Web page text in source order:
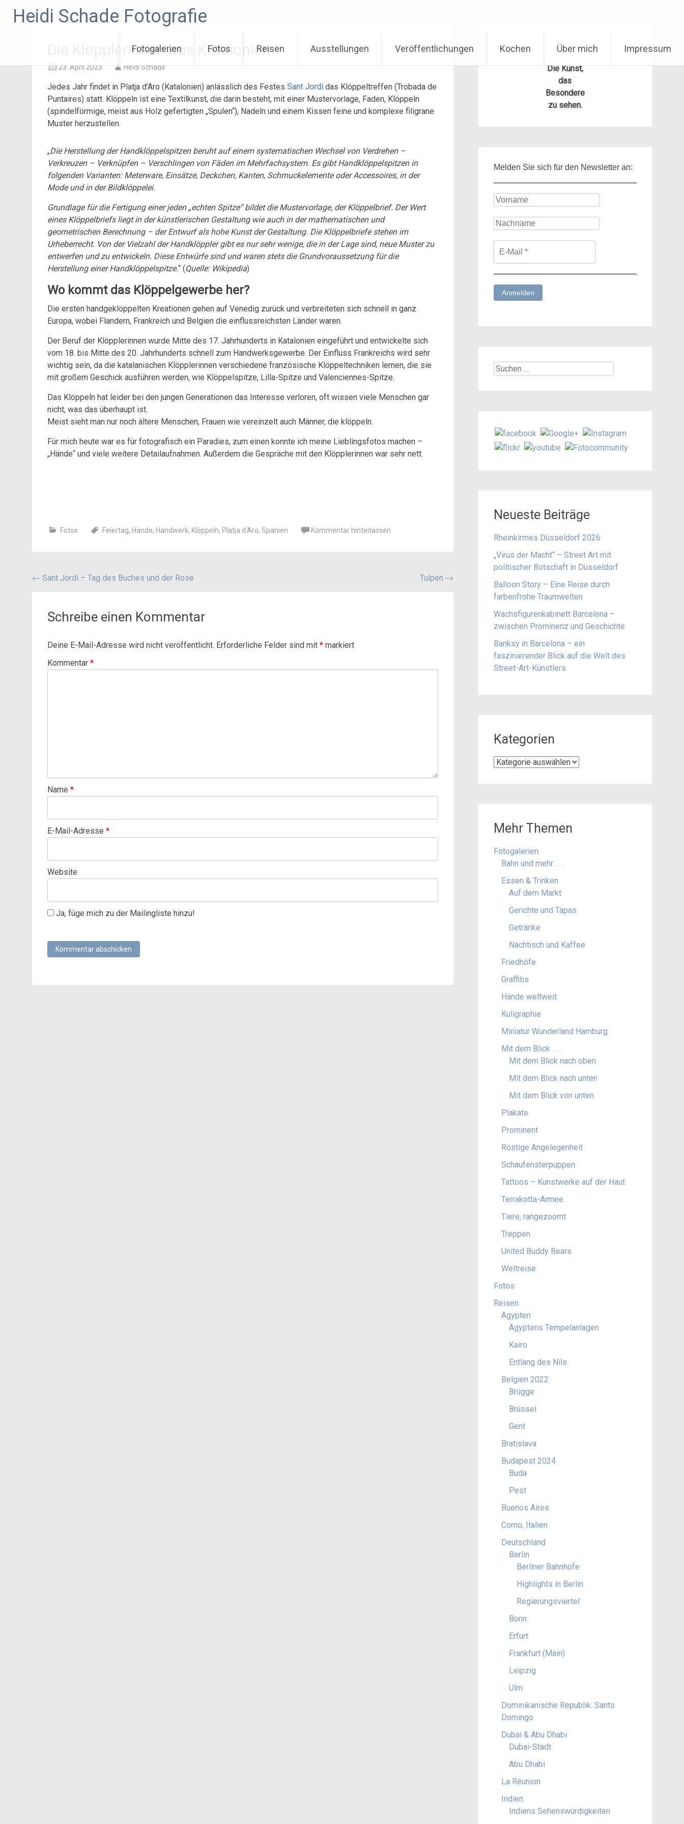
InhaltHeidi Schade Fotografie
Fotogalerien Fotos Reisen Ausstellungen Veröffentlichungen Kochen Über mich Impressum
Die Klöpplerinnen aus Katalonien
23. April 2023 Heidi Schade
Jedes Jahr findet in Platja d’Aro (Katalonien) anlässlich des Festes Sant Jordi das Klöppeltreffen (Trobada de
Puntaires) statt. Klöppeln ist eine Textilkunst, die darin besteht, mit einer Mustervorlage, Faden, Klöppeln
(spindelförmige, meist aus Holz gefertigten „Spulen“), Nadeln und einem Kissen feine und komplexe filigrane
Muster herzustellen.
„Die Herstellung der Handklöppelspitzen beruht auf einem systematischen Wechsel von Verdrehen –
Verkreuzen – Verknüpfen – Verschlingen von Fäden im Mehrfachsystem. Es gibt Handklöppelspitzen in
folgenden Varianten: Meterware, Einsätze, Deckchen, Kanten, Schmuckelemente oder Accessoires, in der
Mode und in der Bildklöppelei.
Grundlage für die Fertigung einer jeden „echten Spitze“ bildet die Mustervorlage, der Klöppelbrief. Der Wert
eines Klöppelbriefs liegt in der künstlerischen Gestaltung wie auch in der mathematischen und
geometrischen Berechnung – der Entwurf als hohe Kunst der Gestaltung. Die Klöppelbriefe stehen im
Urheberrecht. Von der Vielzahl der Handklöppler gibt es nur sehr wenige, die in der Lage sind, neue Muster zu
entwerfen und zu entwickeln. Diese Entwürfe sind und waren stets die Grundvoraussetzung für die
Herstellung einer Handklöppelspitze.“ (Quelle: Wikipedia)
Wo kommt das Klöppelgewerbe her?
Die ersten handgeklöppelten Kreationen gehen auf Venedig zurück und verbreiteten sich schnell in ganz
Europa, wobei Flandern, Frankreich und Belgien die einflussreichsten Länder waren.
Der Beruf der Klöpplerinnen wurde Mitte des 17. Jahrhunderts in Katalonien eingeführt und entwickelte sich
vom 18. bis Mitte des 20. Jahrhunderts schnell zum Handwerksgewerbe. Der Einfluss Frankreichs wird sehr
wichtig sein, da die katalanischen Klöpplerinnen verschiedene französische Klöppeltechniken lernen, die sie
mit großem Geschick ausführen werden, wie Klöppelspitze, Lilla-Spitze und Valenciennes-Spitze.
Das Klöppeln hat leider bei den jungen Generationen das Interesse verloren, oft wissen viele Menschen gar
nicht, was das überhaupt ist.
Meist sieht man nur noch ältere Menschen, Frauen wie vereinzelt auch Männer, die klöppeln.
Für mich heute war es für fotografisch ein Paradies, zum einen konnte ich meine Lieblingsfotos machen –
„Hände“ und viele weitere Detailaufnahmen. Außerdem die Gespräche mit den Klöpplerinnen war sehr nett.
Fotos Feiertag, Hände, Handwerk, Klöppeln, Platja d'Aro, Spanien Kommentar hinterlassen
Beitragsnavigation
← Sant Jordi – Tag des Buches und der Rose Tulpen →
Schreibe einen Kommentar
Deine E-Mail-Adresse wird nicht veröffentlicht. Erforderliche Felder sind mit * markiert
Kommentar *
Name *
E-Mail-Adresse *
Website
Ja, füge mich zu der Mailingliste hinzu!
Die Kunst,
das
Besondere
zu sehen.
Melden Sie sich für den Newsletter an:
Suchen
Neueste Beiträge
Rheinkirmes Düsseldorf 2026
„Virus der Macht“ – Street Art mit
politischer Botschaft in Düsseldorf
Balloon Story – Eine Reise durch
farbenfrohe Traumwelten
Wachsfigurenkabinett Barcelona –
zwischen Prominenz und Geschichte
Banksy in Barcelona – ein
faszinierender Blick auf die Welt des
Street-Art-Künstlers
Kategorien
Kategorien
Mehr Themen
Fotogalerien
Bahn und mehr . . .
Essen & Trinken
Auf dem Markt
Gerichte und Tapas
Getränke
Nachtisch und Kaffee
Friedhöfe
Graffitis
Hände weltweit
Kuligraphie
Miniatur Wunderland Hamburg
Mit dem Blick . . .
Mit dem Blick nach oben
Mit dem Blick nach unten
Mit dem Blick von unten
Plakate
Prominent
Rostige Angelegenheit
Schaufensterpuppen
Tattoos – Kunstwerke auf der Haut
Terrakotta-Armee
Tiere, rangezoomt
Treppen
United Buddy Bears
Weltreise
Fotos
Reisen
Ägypten
Ägyptens Tempelanlagen
Kairo
Entlang des Nils
Belgien 2022
Brügge
Brüssel
Gent
Bratislava
Budapest 2024
Buda
Pest
Buenos Aires
Como, Italien
Deutschland
Berlin
Berliner Bahnhöfe
Highlights in Berlin
Regierungsviertel
Bonn
Erfurt
Frankfurt (Main)
Leipzig
Ulm
Dominikanische Republik: Santo
Domingo
Dubai & Abu Dhabi
Dubai-Stadt
Abu Dhabi
La Réunion
Indien
Indiens Sehenswürdigkeiten